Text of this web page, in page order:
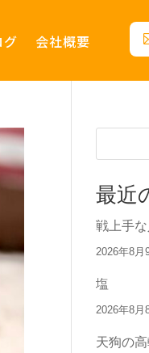
グ 会社概要
最近
戦上手
2026年8月
塩
2026年8月
天狗の